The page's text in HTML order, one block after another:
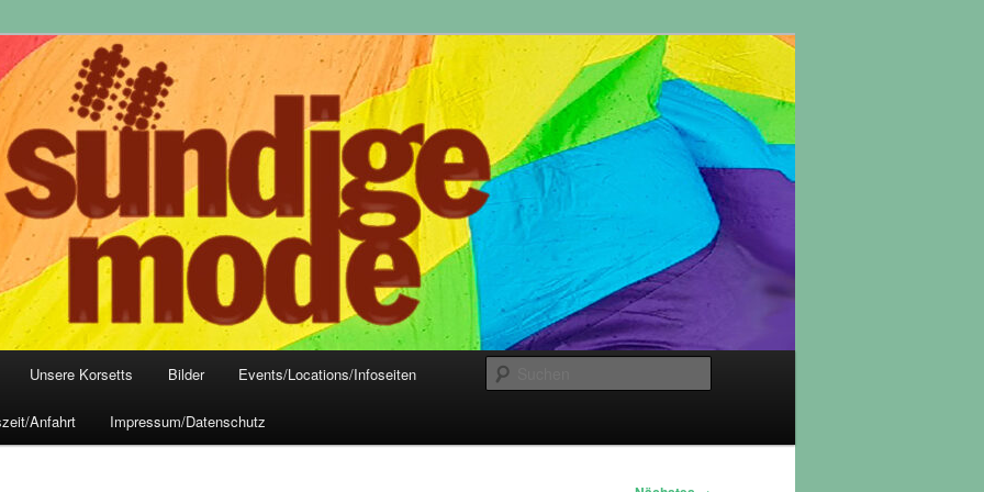
Frankfurt
Mode, Club- und Dark-Wear seit 2004
Unsere Korsetts Bilder Events/Locations/Infoseiten
Anfahrt Impressum/Datenschutz